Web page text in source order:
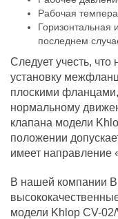
Рабочая
Горизонтальная
последнем
Следует учесть, что
установку
плоскими
нормальному
клапана модели
положении
имеет направление
В нашей компании
модели Khlop CV-